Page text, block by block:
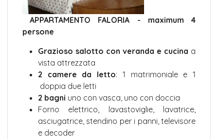
APPARTAMENTO FALORIA - maximum 4
persone
Grazioso salotto con veranda e cucina a
vista attrezzata
2 camere da letto: 1 matrimoniale e 1
doppia due letti
2 bagni uno con vasca, uno con doccia
Forno elettrico, lavastoviglie, lavatrice,
asciugatrice, stendino per i panni, televisore
e decoder